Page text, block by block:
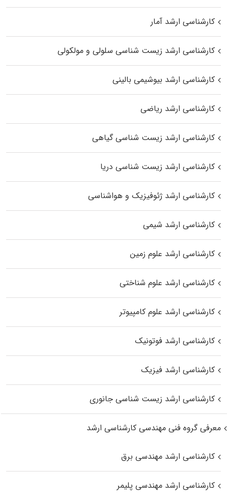
کارشناسی ارشد آمار
کارشناسی ارشد زیست شناسی سلولی و مولکولی
کارشناسی ارشد بیوشیمی بالینی
کارشناسی ارشد ریاضی
کارشناسی ارشد زیست‌ شناسی گیاهی
کارشناسی ارشد زیست‌ شناسی دریا
کارشناسی ارشد ژئوفیزیک و هواشناسی
کارشناسی ارشد شیمی
کارشناسی ارشد علوم زمین
کارشناسی ارشد علوم شناختی
کارشناسی ارشد علوم کامپیوتر
کارشناسی ارشد فوتونیک
کارشناسی ارشد فیزیک
کارشناسی ارشد زیست‌ شناسی جانوری
معرفی گروه فنی مهندسی کارشناسی ارشد
کارشناسی ارشد مهندسی برق
کارشناسی ارشد مهندسی پلیمر